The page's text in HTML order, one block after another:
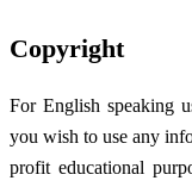
Copyright
For English speaking
you wish to use any
profit educational